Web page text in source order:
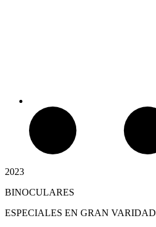
2023
BINOCULARES
ESPECIALES EN GRAN VARIDAD